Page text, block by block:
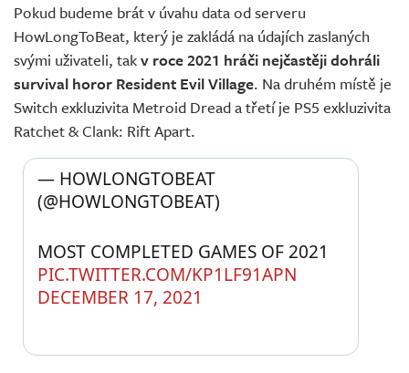
Pokud budeme brát v úvahu data od serveru
HowLongToBeat, který je zakládá na údajích zaslaných
svými uživateli, takv roce 2021 hráči nejčastěji dohráli
survival horor Resident Evil Village. Na druhém místě je
Switch exkluzivita Metroid Dread a třetí je PS5 exkluzivita
Ratchet & Clank: Rift Apart.
PIC.TWITTER.COM/KP1LF91APN
— HOWLONGTOBEAT
(@HOWLONGTOBEAT)
DECEMBER 17, 2021